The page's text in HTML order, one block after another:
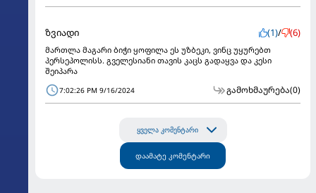
ზვიადი (1)/ (6)
მართლა მაგარი ბიჭი ყოფილა ეს უზბეკი, ვინც უყურებთ
პერსეპოლისს. გველესიანი თავის კაცს გადაყვა და კესი
შეიპარა
7:02:26 PM 9/16/2024 გამოხმაურება(0)
ყველა კომენტარი
დაამატე კომენტარი